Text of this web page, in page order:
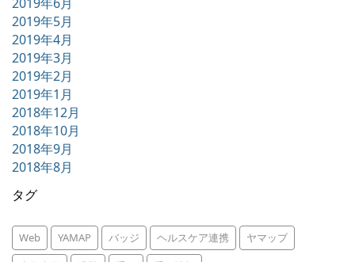
2019年5月
2019年4月
2019年3月
2019年2月
2019年1月
2018年12月
2018年10月
2018年9月
2018年8月
タグ
Web YAMAP バッジ ヘルスケア連携
ヤマップ